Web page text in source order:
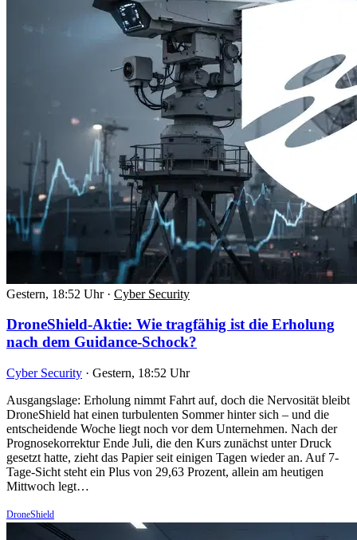
Gestern, 18:52 Uhr · Cyber Security
DroneShield-Aktie: Wie tragfähig ist die Erholung
nach dem Guidance-Schock?
Cyber Security · Gestern, 18:52 Uhr
Ausgangslage: Erholung nimmt Fahrt auf, doch die Nervosität bleibt
DroneShield hat einen turbulenten Sommer hinter sich – und die
entscheidende Woche liegt noch vor dem Unternehmen. Nach der
Prognosekorrektur Ende Juli, die den Kurs zunächst unter Druck
gesetzt hatte, zieht das Papier seit einigen Tagen wieder an. Auf 7-
Tage-Sicht steht ein Plus von 29,63 Prozent, allein am heutigen
Mittwoch legt…
DroneShield